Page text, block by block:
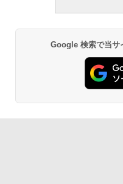
Google 検索で当サ